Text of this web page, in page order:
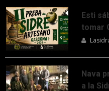
Esti
tomar
Nava
a la